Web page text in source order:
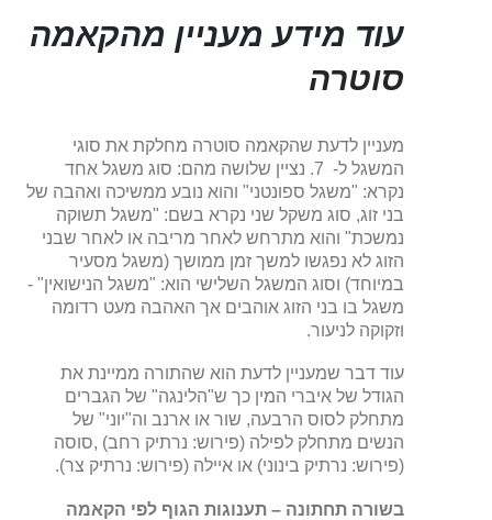
עוד מידע מעניין מהקאמה
סוטרה
מעניין לדעת שהקאמה סוטרה מחלקת את סוגי
המשגל ל- 7. נציין שלושה מהם: סוג משגל אחד
נקרא: "משגל ספונטני" והוא נובע ממשיכה ואהבה של
בני זוג, סוג משקל שני נקרא בשם: "משגל תשוקה
נמשכת" והוא מתרחש לאחר מריבה או לאחר שבני
הזוג לא נפגשו למשך זמן ממושך (משגל מסעיר
במיוחד) וסוג המשגל השלישי הוא: "משגל הנישואין" -
משגל בו בני הזוג אוהבים אך האהבה מעט רדומה
וזקוקה לניעור.
עוד דבר שמעניין לדעת הוא שהתורה ממיינת את
הגודל של איברי המין כך ש"הלינגה" של הגברים
מתחלק לסוס הרבעה, שור או ארנב וה"יוני" של
הנשים מתחלק לפילה (פירוש: נרתיק רחב) ,סוסה
(פירוש: נרתיק בינוני) או איילה (פירוש: נרתיק צר).
בשורה תחתונה – תענוגות הגוף לפי הקאמה